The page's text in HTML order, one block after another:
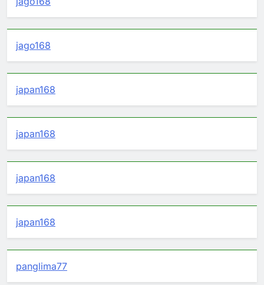
jago168
japan168
japan168
japan168
japan168
panglima77